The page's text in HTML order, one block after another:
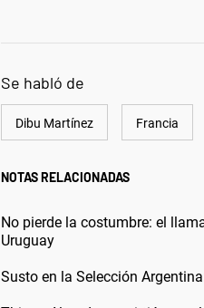
Se habló de
Dibu Martínez Francia
NOTAS RELACIONADAS
No pierde la costumbre: el
Uruguay
Susto en la Selección